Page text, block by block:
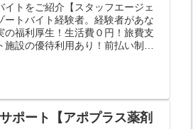
トをご紹介【スタッフエージェ
ートバイト経験者。経験者があな
福利厚生！生活費０円！旅費支
設の優待利用あり！前払い制度
ポート【アポプラス薬剤